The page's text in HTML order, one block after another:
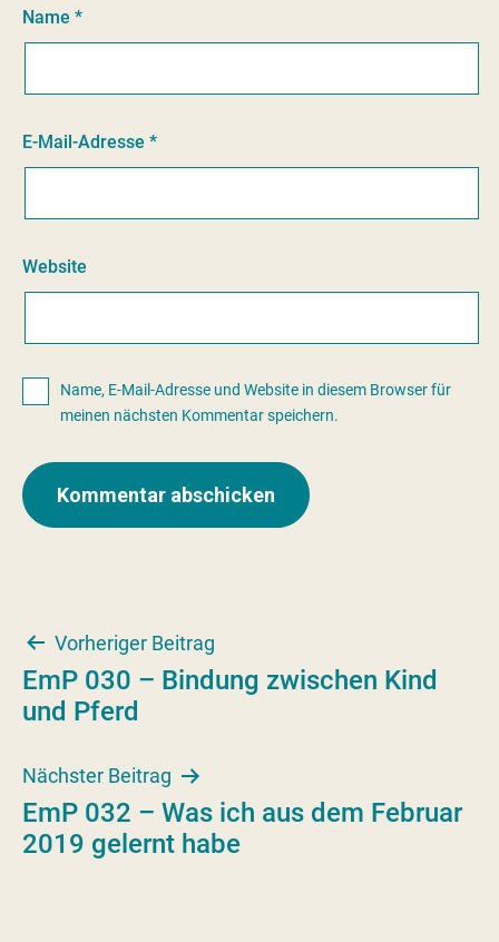
Name *
E-Mail-Adresse *
Website
Name, E-Mail-Adresse und Website in diesem Browser für
meinen nächsten Kommentar speichern.
Beitragsnavigation
Vorheriger Beitrag
EmP 030 – Bindung zwischen Kind
und Pferd
Nächster Beitrag
EmP 032 – Was ich aus dem Februar
2019 gelernt habe